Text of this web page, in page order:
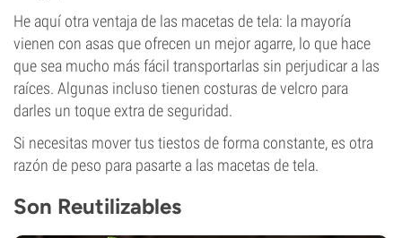
He aquí otra ventaja de las macetas de tela: la mayoría
vienen con asas que ofrecen un mejor agarre, lo que hace
que sea mucho más fácil transportarlas sin perjudicar a las
raíces. Algunas incluso tienen costuras de velcro para
darles un toque extra de seguridad.
Si necesitas mover tus tiestos de forma constante, es otra
razón de peso para pasarte a las macetas de tela.
Son Reutilizables